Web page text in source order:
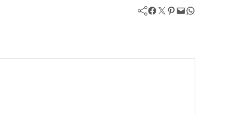
Facebook Twitter Pinterest Mail WhatsApp